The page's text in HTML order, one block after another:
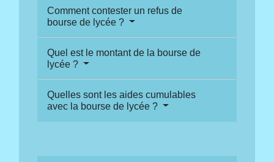
Comment contester un refus de
bourse de lycée ?
Quel est le montant de la bourse de
lycée ?
Quelles sont les aides cumulables
avec la bourse de lycée ?